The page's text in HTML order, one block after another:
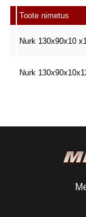
Toote nimetus
Nurk 130x90x10
Nurk